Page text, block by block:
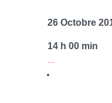
26 Octobre
14 h 00 min